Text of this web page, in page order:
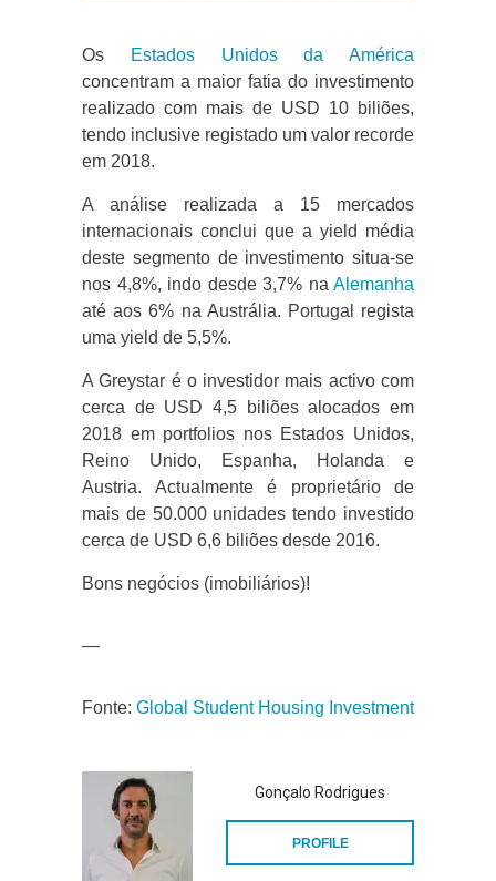
Os
Estados Unidos da América
concentram a maior fatia do investimento
realizado com mais de USD 10 biliões,
tendo inclusive registado um valor recorde
em 2018.
A análise realizada a 15 mercados
internacionais conclui que a yield média
deste segmento de investimento situa-se
nos 4,8%, indo desde 3,7% na Alemanha
até aos 6% na Austrália. Portugal regista
uma yield de 5,5%.
A Greystar é o investidor mais activo com
cerca de USD 4,5 biliões alocados em
2018 em portfolios nos Estados Unidos,
Reino Unido, Espanha, Holanda e
Austria. Actualmente é proprietário de
mais de 50.000 unidades tendo investido
cerca de USD 6,6 biliões desde 2016.
Bons negócios (imobiliários)!
—
Fonte: Global Student Housing Investment
Gonçalo Rodrigues
PROFILE